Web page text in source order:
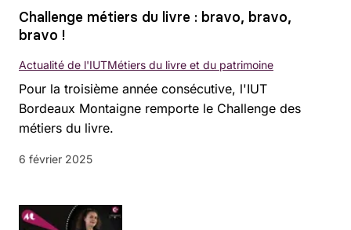
Challenge métiers du livre : bravo, bravo,
bravo !
Pour la troisième année consécutive, l'IUT
Bordeaux Montaigne remporte le Challenge des
métiers du livre.
Actualité de l'IUTMétiers du livre et du patrimoine
6 février 2025